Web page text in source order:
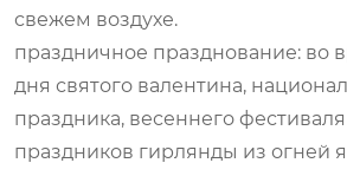
свежем воздухе.
праздничное празднование: во
дня святого валентина,
праздника, весеннего
праздников гирлянды из огней